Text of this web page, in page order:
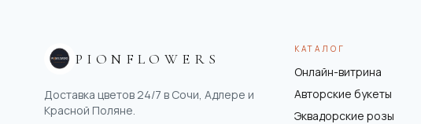
PIONFLOWERS
Доставка цветов 24/7 в Сочи, Адлере и
Красной Поляне.
КАТАЛОГ
Онлайн-витрина
Авторские букеты
Эквадорские розы